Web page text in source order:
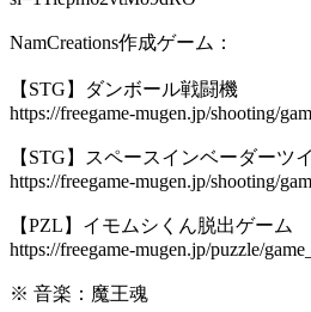
NamCreations作成ゲーム：
【STG】ダンボール戦闘機
https://freegame-mugen.jp/shooting/
【STG】スペースインベーダーツ
https://freegame-mugen.jp/shooting/
【PZL】イモムシくん脱出ゲーム
https://freegame-mugen.jp/puzzle/
※ 音楽：魔王魂